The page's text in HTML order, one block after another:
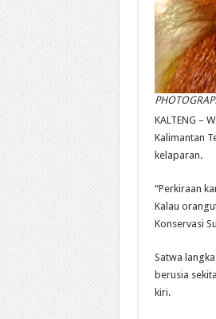
KALTENG –
Kalimantan
kelaparan.
“Perkiraan
Kalau
Konservasi
Satwa
berusia
kiri.